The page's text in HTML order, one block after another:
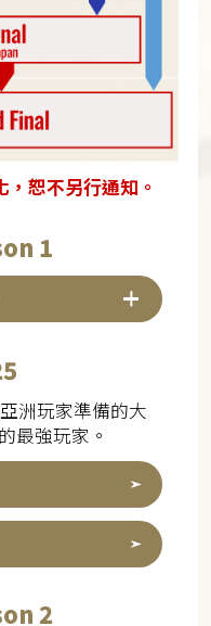
恕不另行通知。
1
洲玩家準備的大
最強玩家。
2